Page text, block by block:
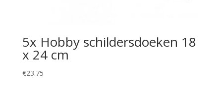
5x Hobby schildersdoeken 18
x 24 cm
€23.75